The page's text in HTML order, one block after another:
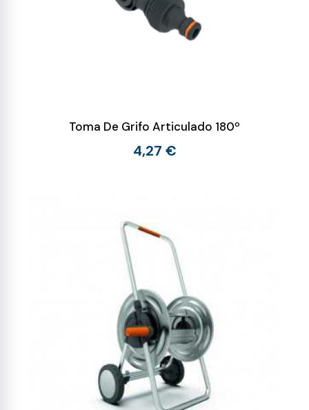
Toma De Grifo Articulado 180º
4,27 €